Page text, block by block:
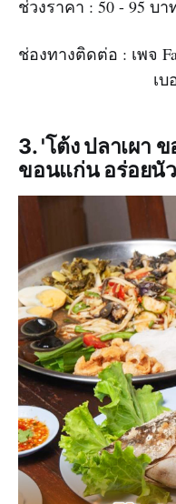
ช่วงราคา : 50 - 95 บา
ช่องทางติดต่อ : เพจ
เบอร์โ
3. 'โต้ง ปลาเผา
ขอนแก่น อร่อยนั